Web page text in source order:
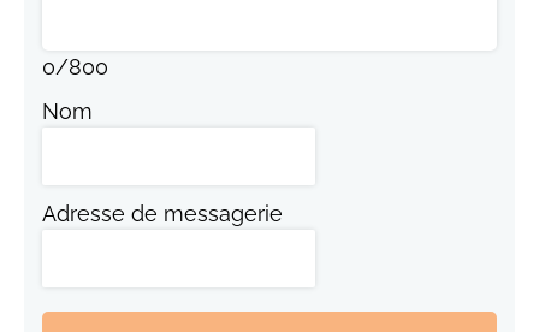
0/800
Nom
Adresse de messagerie